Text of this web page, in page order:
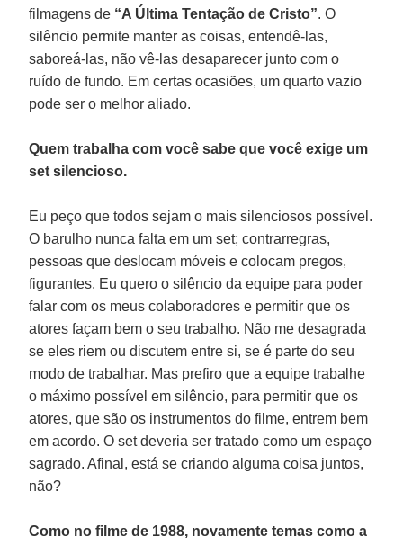
filmagens de “A Última Tentação de Cristo”. O
silêncio permite manter as coisas, entendê-las,
saboreá-las, não vê-las desaparecer junto com o
ruído de fundo. Em certas ocasiões, um quarto vazio
pode ser o melhor aliado.
Quem trabalha com você sabe que você exige um
set silencioso.
Eu peço que todos sejam o mais silenciosos possível.
O barulho nunca falta em um set; contrarregras,
pessoas que deslocam móveis e colocam pregos,
figurantes. Eu quero o silêncio da equipe para poder
falar com os meus colaboradores e permitir que os
atores façam bem o seu trabalho. Não me desagrada
se eles riem ou discutem entre si, se é parte do seu
modo de trabalhar. Mas prefiro que a equipe trabalhe
o máximo possível em silêncio, para permitir que os
atores, que são os instrumentos do filme, entrem bem
em acordo. O set deveria ser tratado como um espaço
sagrado. Afinal, está se criando alguma coisa juntos,
não?
Como no filme de 1988, novamente temas como a